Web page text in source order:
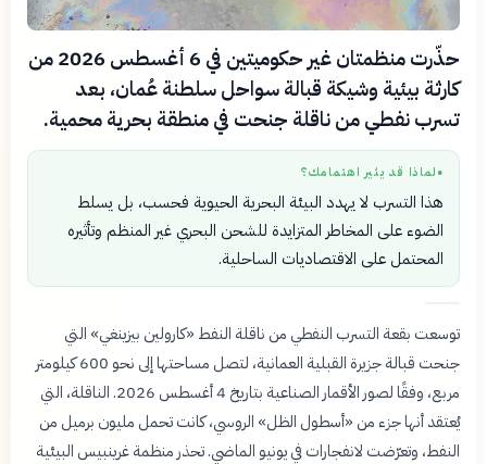
حذّرت منظمتان غير حكوميتين في 6 أغسطس 2026 من
كارثة بيئية وشيكة قبالة سواحل سلطنة عُمان، بعد
تسرب نفطي من ناقلة جنحت في منطقة بحرية محمية.
● لماذا قد يثير اهتمامك؟
هذا التسرب لا يهدد البيئة البحرية الحيوية فحسب، بل يسلط
الضوء على المخاطر المتزايدة للشحن البحري غير المنظم وتأثيره
المحتمل على الاقتصاديات الساحلية.
توسعت بقعة التسرب النفطي من ناقلة النفط «كارولين بيزينغي» التي
جنحت قبالة جزيرة القبلية العمانية، لتصل مساحتها إلى نحو 600 كيلومتر
مربع، وفقًا لصور الأقمار الصناعية بتاريخ 4 أغسطس 2026. الناقلة، التي
يُعتقد أنها جزء من «أسطول الظل» الروسي، كانت تحمل مليون برميل من
النفط، وتعرّضت لانفجارات في يونيو الماضي. تحذر منظمة غرينبيس البيئية